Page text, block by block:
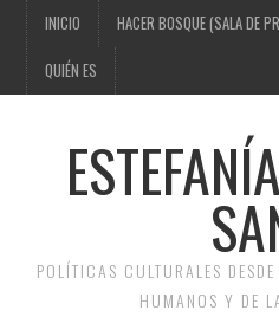
INICIO HACER BOSQUE (SALA DE
QUIÉN ES
POLÍTICAS CULTURALES
HUMANOS Y DE